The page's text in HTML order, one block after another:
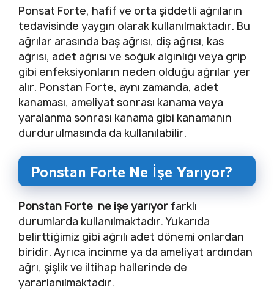
Ponsat Forte, hafif ve orta şiddetli ağrıların
tedavisinde yaygın olarak kullanılmaktadır. Bu
ağrılar arasında baş ağrısı, diş ağrısı, kas
ağrısı, adet ağrısı ve soğuk algınlığı veya grip
gibi enfeksiyonların neden olduğu ağrılar yer
alır. Ponstan Forte, aynı zamanda, adet
kanaması, ameliyat sonrası kanama veya
yaralanma sonrası kanama gibi kanamanın
durdurulmasında da kullanılabilir.
Ponstan Forte Ne İşe Yarıyor?
Ponstan Forte ne işe yarıyor farklı
durumlarda kullanılmaktadır. Yukarıda
belirttiğimiz gibi ağrılı adet dönemi onlardan
biridir. Ayrıca incinme ya da ameliyat ardından
ağrı, şişlik ve iltihap hallerinde de
yararlanılmaktadır.